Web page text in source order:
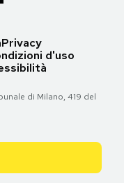
Privacy
d'uso
di Milano, 419 del